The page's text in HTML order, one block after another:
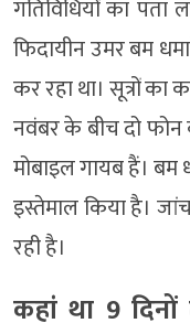
गतिविधियों का
फिदायीन उमर बम
कर रहा था। सूत्रों
नवंबर के बीच दो फोन
मोबाइल गायब हैं। बम
इस्तेमाल किया है।
रही है।
कहां था 9